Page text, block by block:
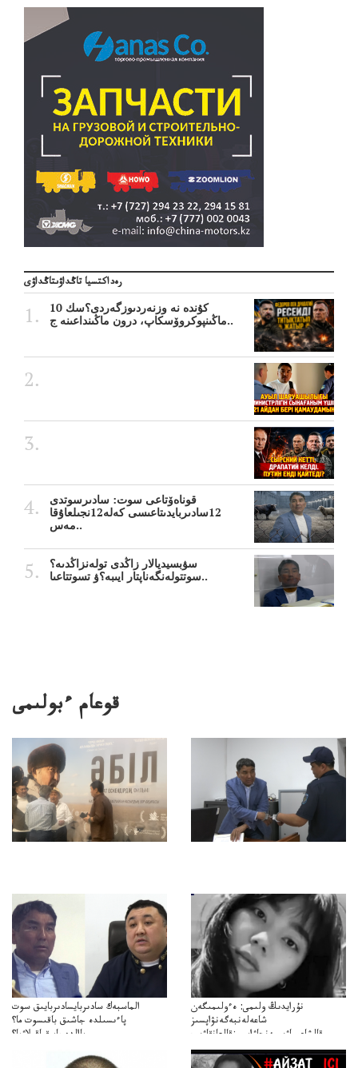
رەداكتسيا تاڭداۋىتاڭداۋى
10 كۇندە نە وزنەردىوزگەردى؟سك
ماڭىنپوكروۆسكاپ، درون ماڭىنداعىنە ج..
قوناەۆتاعى سوت: سادىرسوتدى
12سادىربايدىتاعىسى كەلە12نجىلعاۇقا
مەس..
سۋبسيديالار زاڭدى تولەنزاڭدىە؟
سوتتولەنگەناپتار ايىبە؟ۋ تسوتتاعىا..
قوعام ءبولىمى
الماسبەك سادىربايسادىربايىق سوت
پاءىسىلدە جاشىق باقىسوت ما؟
پاالدەجابىقباقىلاۋما؟
نۇرايدىڭ ولىمى: ەءولىمىگەن
شاعەلەنبەگەنۋاپسىز
قالشاعىماۋىپمەنجاۋاپسىزقالعانقاۋىپ